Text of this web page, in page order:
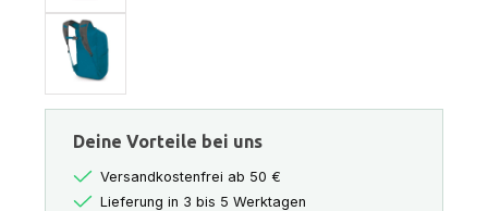
Deine Vorteile bei uns
Versandkostenfrei ab 50 €
Lieferung in 3 bis 5 Werktagen